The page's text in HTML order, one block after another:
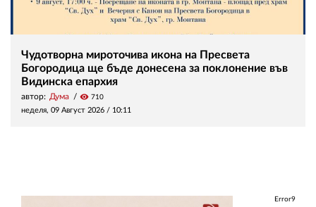
Чудотворна мироточива икона на Пресвета
Богородица ще бъде донесена за поклонение във
Видинска епархия
автор: Дума visibility 710
неделя, 09 Август 2026 / 10:11
Error9